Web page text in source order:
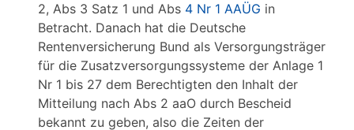
2, Abs 3 Satz 1 und Abs 4 Nr 1 AAÜG in
Betracht. Danach hat die Deutsche
Rentenversicherung Bund als Versorgungsträger
für die Zusatzversorgungssysteme der Anlage 1
Nr 1 bis 27 dem Berechtigten den Inhalt der
Mitteilung nach Abs 2 aaO durch Bescheid
bekannt zu geben, also die Zeiten der